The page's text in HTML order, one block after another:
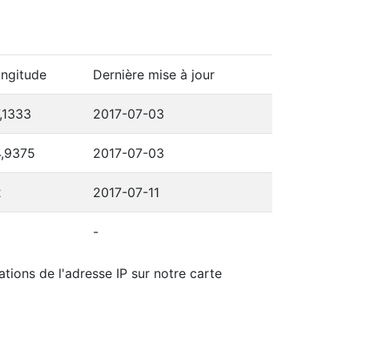
Dernière mise à jour
2017-07-03
2017-07-03
2017-07-11
-
de l'adresse IP sur notre carte